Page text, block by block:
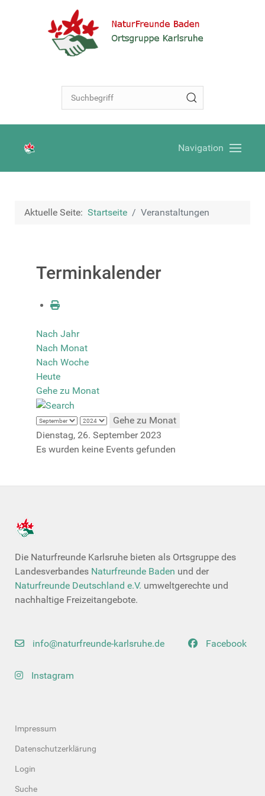
Navigation
Aktuelle Seite: Startseite Veranstaltungen
Terminkalender
Nach Jahr
Nach Monat
Nach Woche
Heute
Gehe zu Monat
Gehe zu Monat
Dienstag, 26. September 2023
Es wurden keine Events gefunden
Die Naturfreunde Karlsruhe bieten als Ortsgruppe des
Landesverbandes Naturfreunde Baden und der
Naturfreunde Deutschland e.V. umweltgerechte und
nachhaltige Freizeitangebote.
info@naturfreunde-karlsruhe.de Facebook
Instagram
Impressum
Datenschutzerklärung
Login
Suche